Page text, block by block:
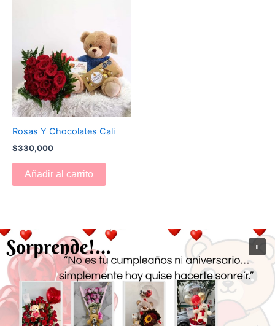
Rosas Y Chocolates Cali
$330,000
Añadir al carrito